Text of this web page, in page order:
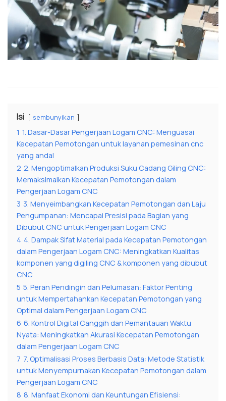
Isi sembunyikan
1 1. Dasar-Dasar Pengerjaan Logam CNC: Menguasai
Kecepatan Pemotongan untuk layanan pemesinan cnc
yang andal
2 2. Mengoptimalkan Produksi Suku Cadang Giling CNC:
Memaksimalkan Kecepatan Pemotongan dalam
Pengerjaan Logam CNC
3 3. Menyeimbangkan Kecepatan Pemotongan dan Laju
Pengumpanan: Mencapai Presisi pada Bagian yang
Dibubut CNC untuk Pengerjaan Logam CNC
4 4. Dampak Sifat Material pada Kecepatan Pemotongan
dalam Pengerjaan Logam CNC: Meningkatkan Kualitas
komponen yang digiling CNC & komponen yang dibubut
CNC
5 5. Peran Pendingin dan Pelumasan: Faktor Penting
untuk Mempertahankan Kecepatan Pemotongan yang
Optimal dalam Pengerjaan Logam CNC
6 6. Kontrol Digital Canggih dan Pemantauan Waktu
Nyata: Meningkatkan Akurasi Kecepatan Pemotongan
dalam Pengerjaan Logam CNC
7 7. Optimalisasi Proses Berbasis Data: Metode Statistik
untuk Menyempurnakan Kecepatan Pemotongan dalam
Pengerjaan Logam CNC
8 8. Manfaat Ekonomi dan Keuntungan Efisiensi: